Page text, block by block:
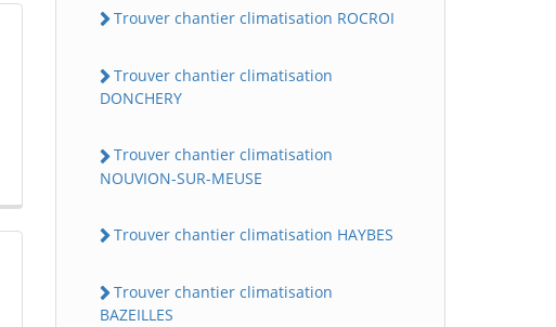
Trouver chantier climatisation ROCROI
Trouver chantier climatisation
DONCHERY
Trouver chantier climatisation
NOUVION-SUR-MEUSE
Trouver chantier climatisation HAYBES
Trouver chantier climatisation
BAZEILLES